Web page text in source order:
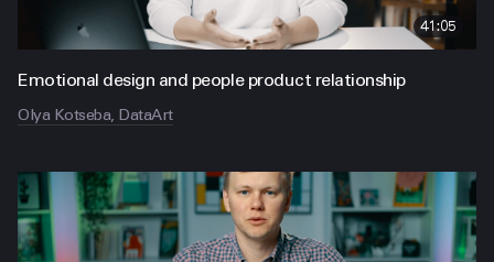
41:05
Emotional design and people product relationship
Olya Kotseba, DataArt